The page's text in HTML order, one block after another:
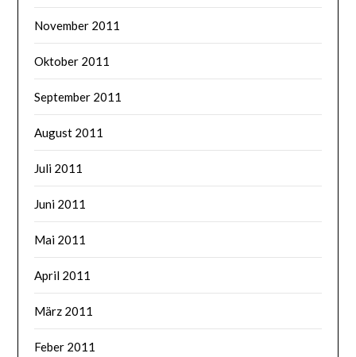
November 2011
Oktober 2011
September 2011
August 2011
Juli 2011
Juni 2011
Mai 2011
April 2011
März 2011
Feber 2011